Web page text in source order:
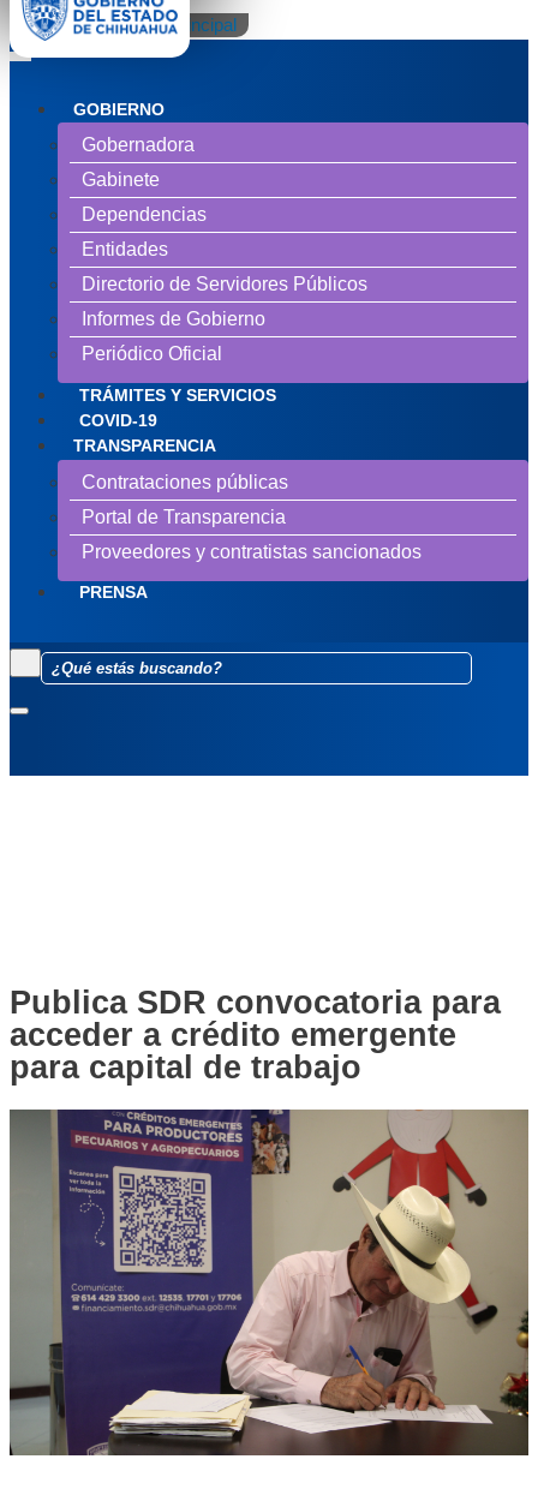
Pasar al contenido principal
NAVEGACIÓN
PRINCIPAL
GOBIERNO
Gobernadora
Gabinete
Dependencias
Entidades
Directorio de Servidores Públicos
Informes de Gobierno
Periódico Oficial
TRÁMITES Y SERVICIOS
COVID-19
TRANSPARENCIA
Contrataciones públicas
Portal de Transparencia
Proveedores y contratistas sancionados
PRENSA
Publica SDR convocatoria para
acceder a crédito emergente
para capital de trabajo